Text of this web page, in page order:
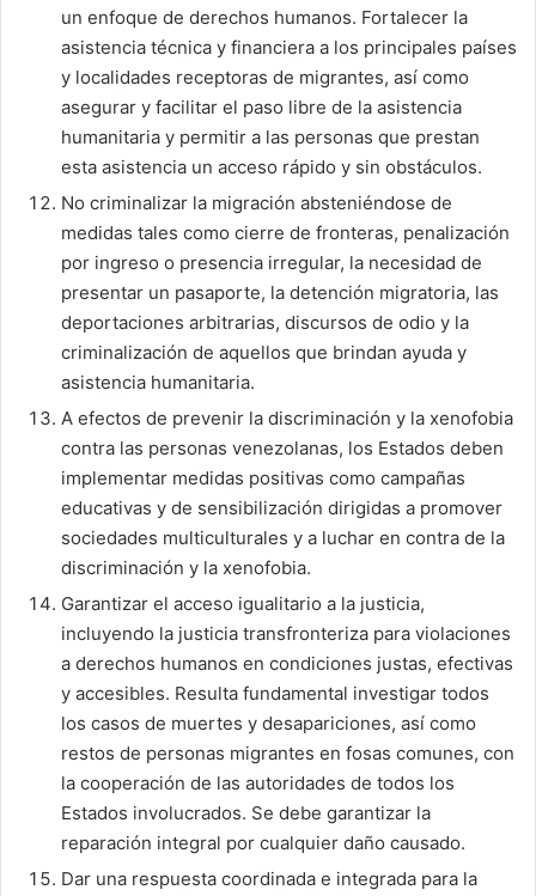
un enfoque de derechos humanos. Fortalecer la
asistencia técnica y financiera a los principales países
y localidades receptoras de migrantes, así como
asegurar y facilitar el paso libre de la asistencia
humanitaria y permitir a las personas que prestan
esta asistencia un acceso rápido y sin obstáculos.
No criminalizar la migración absteniéndose de
medidas tales como cierre de fronteras, penalización
por ingreso o presencia irregular, la necesidad de
presentar un pasaporte, la detención migratoria, las
deportaciones arbitrarias, discursos de odio y la
criminalización de aquellos que brindan ayuda y
asistencia humanitaria.
A efectos de prevenir la discriminación y la xenofobia
contra las personas venezolanas, los Estados deben
implementar medidas positivas como campañas
educativas y de sensibilización dirigidas a promover
sociedades multiculturales y a luchar en contra de la
discriminación y la xenofobia.
Garantizar el acceso igualitario a la justicia,
incluyendo la justicia transfronteriza para violaciones
a derechos humanos en condiciones justas, efectivas
y accesibles. Resulta fundamental investigar todos
los casos de muertes y desapariciones, así como
restos de personas migrantes en fosas comunes, con
la cooperación de las autoridades de todos los
Estados involucrados. Se debe garantizar la
reparación integral por cualquier daño causado.
Dar una respuesta coordinada e integrada para la